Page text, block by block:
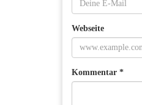
Webseite
Kommentar *